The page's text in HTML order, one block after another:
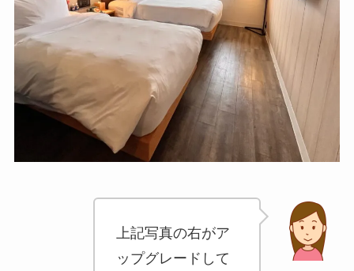
上記写真の右が
していただいた1
0階のお部屋で
す。少し広いの
一休.comでお得なご旅行を！
✖